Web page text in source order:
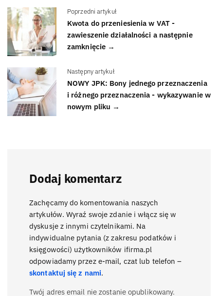
Poprzedni artykuł
Kwota do przeniesienia w VAT -
zawieszenie działalności a następnie
zamknięcie →
Następny artykuł
NOWY JPK: Bony jednego przeznaczenia
i różnego przeznaczenia - wykazywanie w
nowym pliku →
Dodaj komentarz
Zachęcamy do komentowania naszych
artykułów. Wyraź swoje zdanie i włącz się w
dyskusje z innymi czytelnikami. Na
indywidualne pytania (z zakresu podatków i
księgowości) użytkowników ifirma.pl
odpowiadamy przez e-mail, czat lub telefon –
skontaktuj się z nami.
Twój adres email nie zostanie opublikowany.